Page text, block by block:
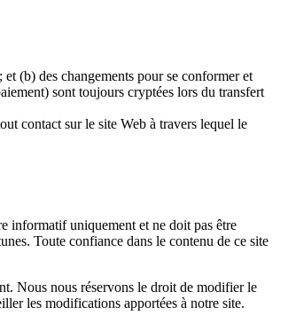
(b) des changements pour se conformer et
sont toujours cryptées lors du transfert
contact sur le site Web à travers lequel le
informatif uniquement et ne doit pas être
Toute confiance dans le contenu de ce site
Nous nous réservons le droit de modifier le
les modifications apportées à notre site.